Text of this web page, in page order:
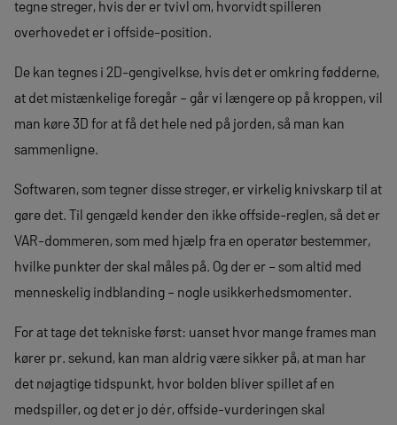
tegne streger, hvis der er tvivl om, hvorvidt spilleren
overhovedet er i offside-position.
De kan tegnes i 2D-gengivelkse, hvis det er omkring fødderne,
at det mistænkelige foregår – går vi længere op på kroppen, vil
man køre 3D for at få det hele ned på jorden, så man kan
sammenligne.
Softwaren, som tegner disse streger, er virkelig knivskarp til at
gøre det. Til gengæld kender den ikke offside-reglen, så det er
VAR-dommeren, som med hjælp fra en operatør bestemmer,
hvilke punkter der skal måles på. Og der er – som altid med
menneskelig indblanding – nogle usikkerhedsmomenter.
For at tage det tekniske først: uanset hvor mange frames man
kører pr. sekund, kan man aldrig være sikker på, at man har
det nøjagtige tidspunkt, hvor bolden bliver spillet af en
medspiller, og det er jo dér, offside-vurderingen skal